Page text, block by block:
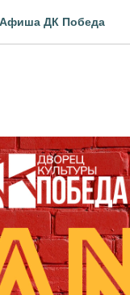
Афиша ДК Победа